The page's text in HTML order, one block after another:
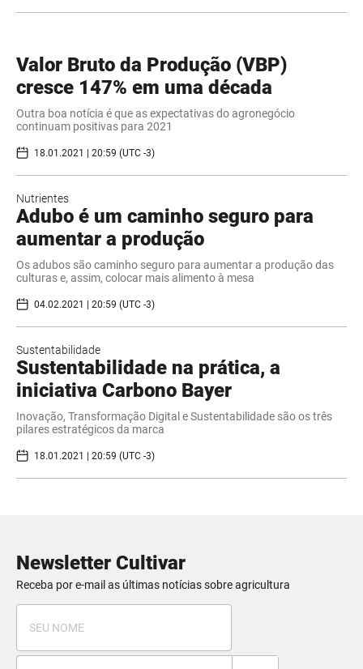
Valor Bruto da Produção (VBP)
cresce 147% em uma década
Outra boa notícia é que as expectativas do agronegócio
continuam positivas para 2021
18.01.2021 | 20:59 (UTC -3)
Nutrientes
Adubo é um caminho seguro para
aumentar a produção
Os adubos são caminho seguro para aumentar a produção das
culturas e, assim, colocar mais alimento à mesa
04.02.2021 | 20:59 (UTC -3)
Sustentabilidade
Sustentabilidade na prática, a
iniciativa Carbono Bayer
Inovação, Transformação Digital e Sustentabilidade são os três
pilares estratégicos da marca
18.01.2021 | 20:59 (UTC -3)
Newsletter Cultivar
Receba por e-mail as últimas notícias sobre agricultura